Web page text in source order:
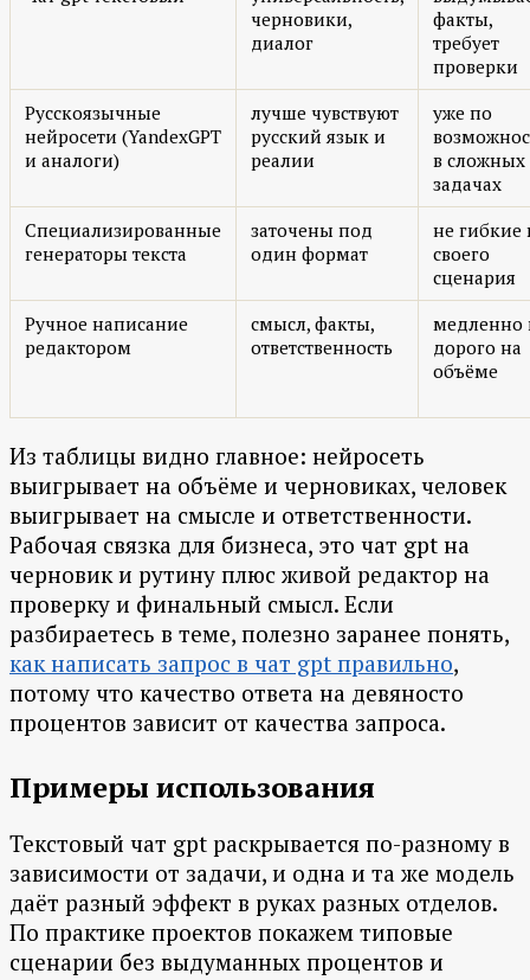
черновики,
диалог
факты,
требует
проверки
Русскоязычные
нейросети (YandexGPT
и аналоги)
лучше чувствуют
русский язык и
реалии
уже по
в сложных
задачах
Специализированные
генераторы текста
заточены под
один формат
не гибкие
своего
сценария
Ручное написание
редактором
смысл, факты,
ответственность
медленно
дорого на
объёме
Из таблицы видно главное: нейросеть
выигрывает на объёме и черновиках, человек
выигрывает на смысле и ответственности.
Рабочая связка для бизнеса, это чат gpt на
черновик и рутину плюс живой редактор на
проверку и финальный смысл. Если
разбираетесь в теме, полезно заранее понять,
как написать запрос в чат gpt правильно,
потому что качество ответа на девяносто
процентов зависит от качества запроса.
Примеры использования
Текстовый чат gpt раскрывается по-разному в
зависимости от задачи, и одна и та же модель
даёт разный эффект в руках разных отделов.
По практике проектов покажем типовые
сценарии без выдуманных процентов и